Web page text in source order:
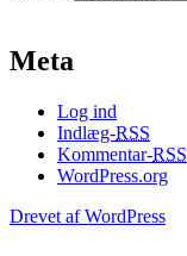
Meta
Log ind
Indlæg-RSS
Kommentar-RSS
WordPress.org
Drevet af WordPress